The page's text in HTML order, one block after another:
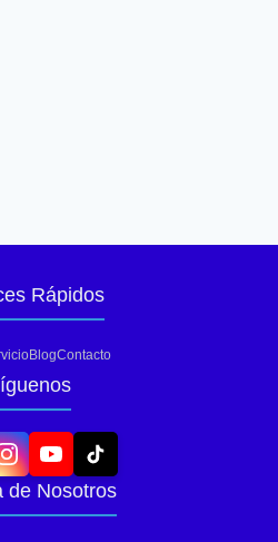
Rápidos
BlogContacto
de Nosotros